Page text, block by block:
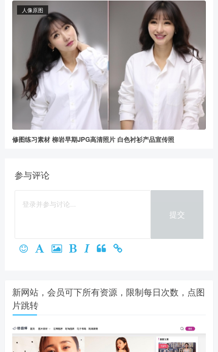
人像原图
修图练习素材 柳岩早期JPG高清照片 白色衬衫产品宣传照
参与评论
提交
新网站，会员可下所有资源，限制每日次数，点图
片跳转